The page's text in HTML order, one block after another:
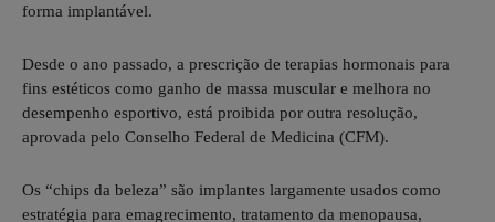
forma implantável.
Desde o ano passado, a prescrição de terapias hormonais para
fins estéticos como ganho de massa muscular e melhora no
desempenho esportivo, está proibida por outra resolução,
aprovada pelo Conselho Federal de Medicina (CFM).
Os “chips da beleza” são implantes largamente usados como
estratégia para emagrecimento, tratamento da menopausa,